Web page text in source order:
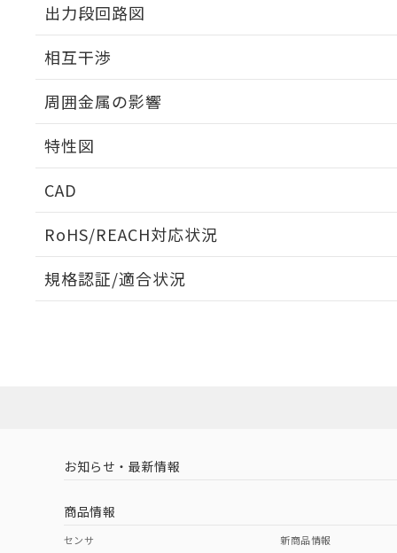
出力段回路図
相互干渉
周囲金属の影響
l: 7mm以上、φd: 60mm以上、D: 7mm以上、m: 42mm以上
特性図
検出領域
CAD
RoHS/REACH対応状況
EU RoHS 注意事項・凡例
中国 RoHS 注意事項・凡例
中国 RoHS表
規格認証/適合状況
（イギリス
（ノルウェー
お知らせ・最新情報
商品情報
センサ
新商品情報